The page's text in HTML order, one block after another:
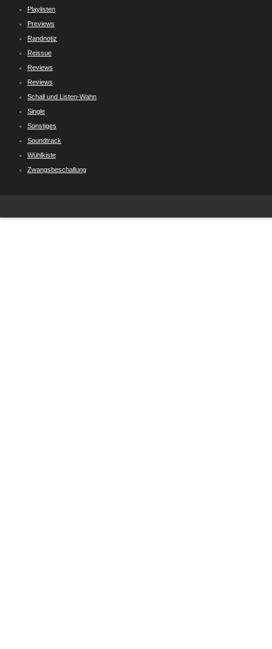
Playlisten
Previews
Randnotiz
Reissue
Reviews
Reviews
Schall und Listen-Wahn
Single
Sonstiges
Soundtrack
Wühlkiste
Zwangsbeschallung